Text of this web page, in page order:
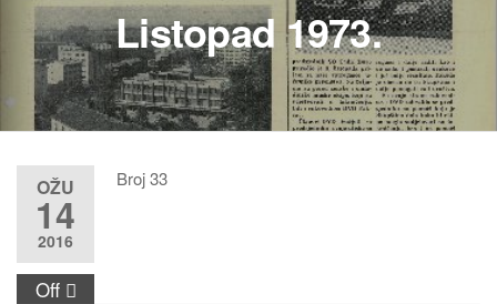
Listopad 1973.
OŽU
14
2016
Off
Broj 33